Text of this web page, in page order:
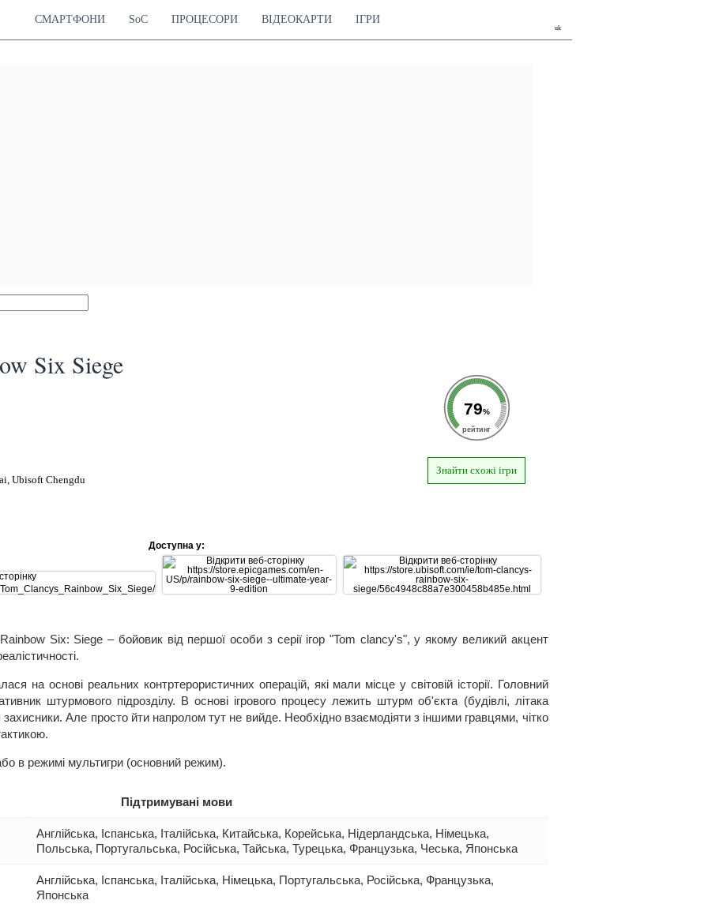
uk
СМАРТФОНИ SoC ПРОЦЕСОРИ ВІДЕОКАРТИ ІГРИ
Six Siege
79%
рейтинг
Знайти схожі ігри
Ubisoft Chengdu
Доступна у:
Six: Siege – бойовик від першої особи з серії ігор "Tom clancy's", у якому великий акцент
на основі реальних контртерористичних операцій, які мали місце у світовій історії. Головний
штурмового підрозділу. В основі ігрового процесу лежить штурм об'єкта (будівлі, літака
Але просто йти напролом тут не вийде. Необхідно взаємодіяти з іншими гравцями, чітко
в режимі мультигри (основний режим).
Підтримувані мови
Англійська, Іспанська, Італійська, Китайська, Корейська, Нідерландська, Німецька,
Польська, Португальська, Російська, Тайська, Турецька, Французька, Чеська, Японська
Англійська, Іспанська, Італійська, Німецька, Португальська, Російська, Французька,
Японська